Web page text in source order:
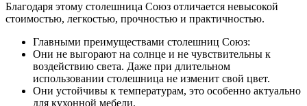
Благодаря этому столешница Союз отличается невысокой
стоимостью, легкостью, прочностью и практичностью.
Главными преимуществами столешниц Союз:
Они не выгорают на солнце и не чувствительны к
воздействию света. Даже при длительном
использовании столешница не изменит свой цвет.
Они устойчивы к температурам, это особенно актуально
для кухонной мебели.